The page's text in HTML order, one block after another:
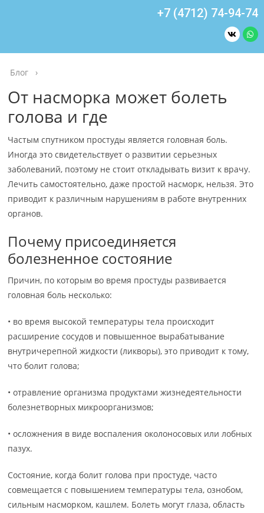
+7 (4712) 74-94-74
Блог ›
От насморка может болеть
голова и где
Частым спутником простуды является головная боль.
Иногда это свидетельствует о развитии серьезных
заболеваний, поэтому не стоит откладывать визит к врачу.
Лечить самостоятельно, даже простой насморк, нельзя. Это
приводит к различным нарушениям в работе внутренних
органов.
Почему присоединяется
болезненное состояние
Причин, по которым во время простуды развивается
головная боль несколько:
• во время высокой температуры тела происходит
расширение сосудов и повышенное вырабатывание
внутричерепной жидкости (ликворы), это приводит к тому,
что болит голова;
• отравление организма продуктами жизнедеятельности
болезнетворных микроорганизмов;
• осложнения в виде воспаления околоносовых или лобных
пазух.
Состояние, когда болит голова при простуде, часто
совмещается с повышением температуры тела, ознобом,
сильным насморком, кашлем. Болеть могут глаза, область